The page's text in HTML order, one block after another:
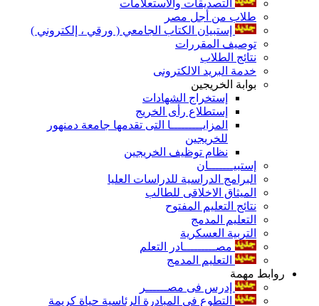
التصديقات والاستعلامات
طلاب من أجل مصر
إستبيان الكتاب الجامعي ( ورقي ، إلكتروني )
توصيف المقررات
نتائج الطلاب
خدمة البريد الالكترونى
بوابة الخريجين
إستخراج الشهادات
إستطلاع رأى الخريج
المزايـــــــــا التى تقدمها جامعة دمنهور
للخريجين
نظام توظيف الخريجين
إستبيـــــــان
البرامج الدراسية للدراسات العليا
الميثاق الاخلاقى للطالب
نتائج التعليم المفتوح
التعليم المدمج
التربية العسكرية
مصـــــــــادر التعلم
التعليم المدمج
روابط مهمة
إدرس فى مصــــــر
التطوع فى المبادرة الرئاسية حياة كريمة